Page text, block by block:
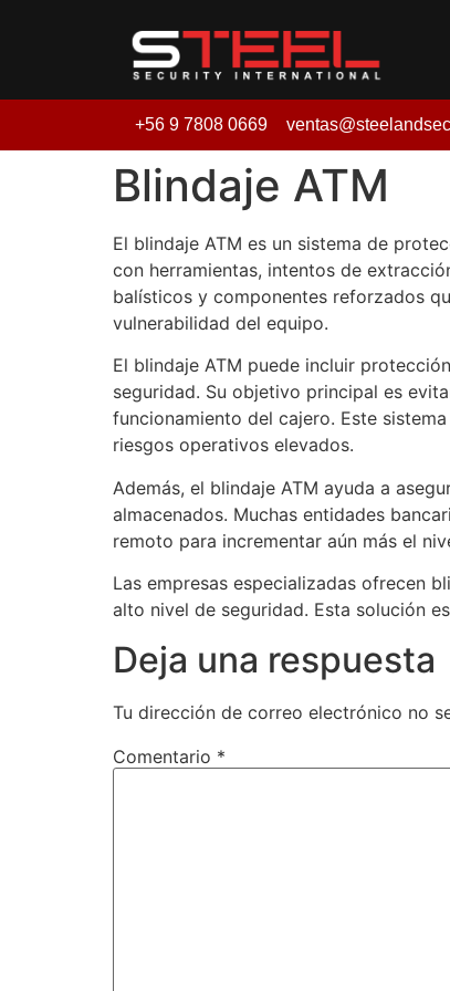
+56 9 7808 0669
Blindaje ATM
El blindaje ATM es un sistema de
con herramientas, intentos de
balísticos y componentes reforzados
vulnerabilidad del equipo.
El blindaje ATM puede incluir
seguridad. Su objetivo principal es
funcionamiento del cajero. Este
riesgos operativos elevados.
Además, el blindaje ATM ayuda a
almacenados. Muchas entidades
remoto para incrementar aún más el
Las empresas especializadas ofrecen
alto nivel de seguridad. Esta solución
Deja una respuesta
Tu dirección de correo electrónico no
Comentario *